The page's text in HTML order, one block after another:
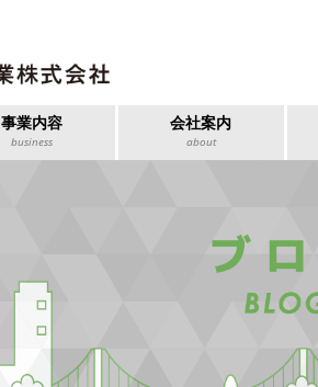
事業内容
business
会社案内
about